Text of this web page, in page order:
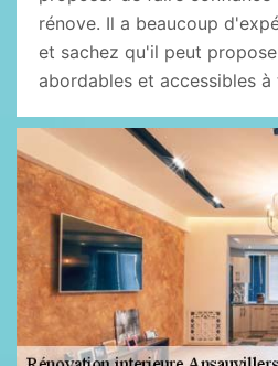
rénove. Il a beaucoup
et sachez qu'il peut
abordables et accessibles